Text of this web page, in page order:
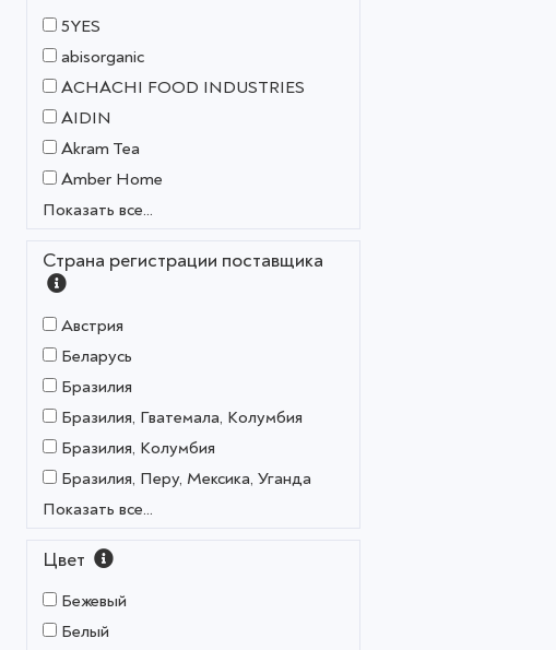
5YES
abisorganic
ACHACHI FOOD INDUSTRIES
AIDIN
Akram Tea
Amber Home
Показать все...
Страна регистрации поставщика
Австрия
Беларусь
Бразилия
Бразилия, Гватемала, Колумбия
Бразилия, Колумбия
Бразилия, Перу, Мексика, Уганда
Показать все...
Цвет
Бежевый
Белый